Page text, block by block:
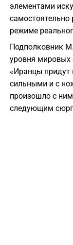
элементами
самостоятельно
режиме
Подполковник
уровня мировых
«Иранцы придут
сильными и с
произошло с
следующим